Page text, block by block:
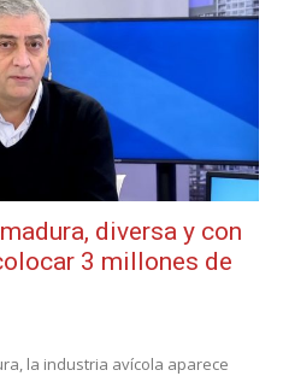
diversa y con
3 millones de
la industria avícola aparece